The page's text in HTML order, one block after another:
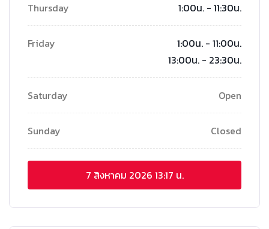
Thursday 1:00น. - 11:30น.
Friday
1:00น. - 11:00น.
13:00น. - 23:30น.
Saturday Open
Sunday Closed
7 สิงหาคม 2026 13:17 น.